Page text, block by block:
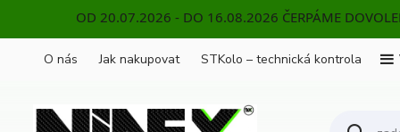
OD 20.07.2026 - DO 16.08.2026 ČERPÁME
O nás Jak nakupovat STKolo – technická kontrola